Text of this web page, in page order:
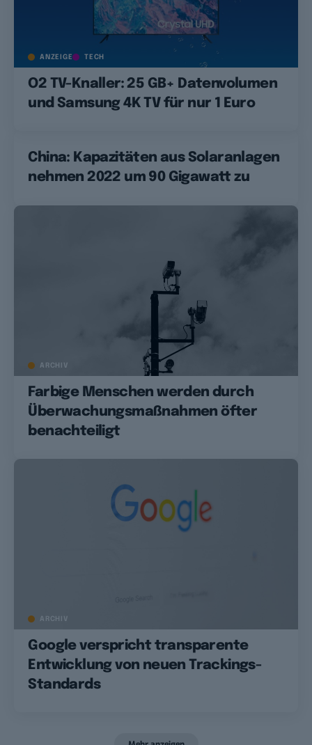
ANZEIGE TECH
O2 TV-Knaller: 25 GB+ Datenvolumen
und Samsung 4K TV für nur 1 Euro
China: Kapazitäten aus Solaranlagen
nehmen 2022 um 90 Gigawatt zu
ARCHIV
Farbige Menschen werden durch
Überwachungsmaßnahmen öfter
benachteiligt
ARCHIV
Google verspricht transparente
Entwicklung von neuen Trackings-
Standards